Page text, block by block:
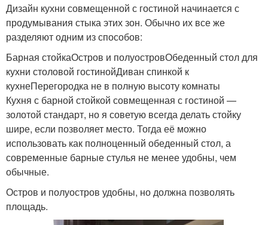
Дизайн кухни совмещенной с гостиной начинается с
продумывания стыка этих зон. Обычно их все же
разделяют одним из способов:
Барная стойкаОстров и полуостровОбеденный стол для
кухни столовой гостинойДиван спинкой к
кухнеПерегородка не в полную высоту комнаты
Кухня с барной стойкой совмещенная с гостиной —
золотой стандарт, но я советую всегда делать стойку
шире, если позволяет место. Тогда её можно
использовать как полноценный обеденный стол, а
современные барные стулья не менее удобны, чем
обычные.
Остров и полуостров удобны, но должна позволять
площадь.